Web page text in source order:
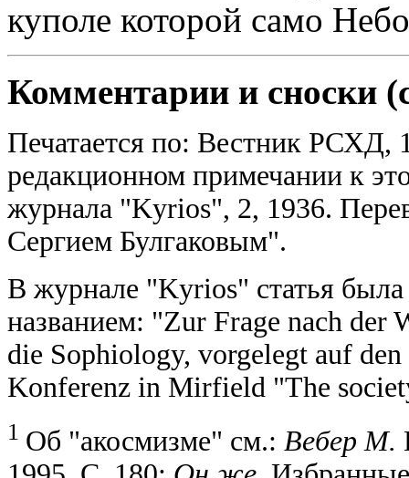
куполе которой само
Комментарии и сноски
Печатается по: Вестник
редакционном примечании к
журнала "Kyrios", 2, 1936.
Сергием Булгаковым".
В журнале "Kyrios" статья
названием: "Zur Frage nach der
die Sophiology, vorgelegt auf
Konferenz in Mirfield "The
1 Об "акосмизме" см.: Вебер М.